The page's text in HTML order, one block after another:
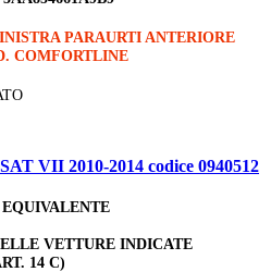
PARAURTI ANTERIORE
COMFORTLINE
VII 2010-2014 codice 0940512
VETTURE INDICATE
14 C)